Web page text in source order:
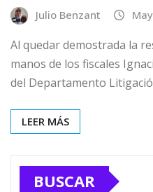
Julio Benzant
Al quedar demostrada la
manos de los fiscales
del Departamento
LEER MÁS
BUSCAR